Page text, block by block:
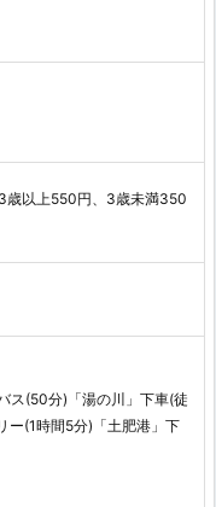
以上550円、3歳未満350
ス(50分)「湯の川」下車(徒
ー(1時間5分)「土肥港」下